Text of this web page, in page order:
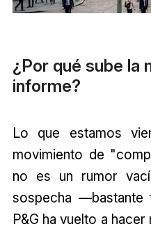
¿Por qué sube la
informe?
Lo que estamos
movimiento de
no es un rumor
sospecha —bastante
P&G ha vuelto a